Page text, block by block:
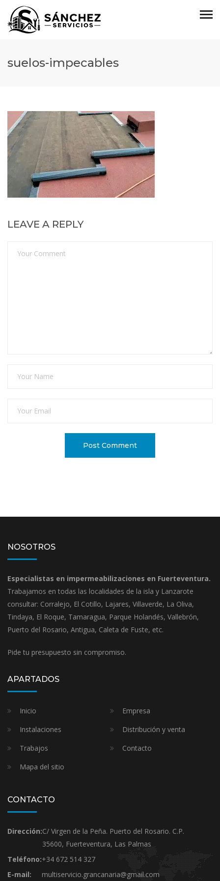
suelos-impecables
LEAVE A REPLY
NOSOTROS
Especialistas en impermeabilizaciones en Fuerteventura.
Trabajamos en todas las localidades de la isla y Lanzarote
consultar: Corralejo, El Cotillo, Lajares, Villaverde, La Oliva,
Tindaya, El Roque, Tamaragua, Parque Holandés, Vallebrón,
Puerto del Rosario, Antigua, Caleta de Fuste, etc.
Pide tu presupuesto sin compromiso.
APARTADOS
Inicio
Empresa
Instalaciones
Distribución y venta
Trabajos
Contacto
Mapa del sitio
CONTACTO
Dirección:C/ Virgen de la Peña. Puerto del Rosario. C.P.
35600, Fuerteventura, Las Palmas
Teléfono:+34 672 514 327
E-mail:
multiservicio.grancanaria@gmail.com